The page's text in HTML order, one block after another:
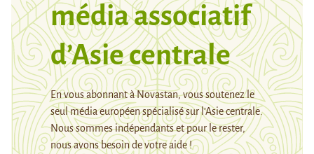
média associatif
d’Asie centrale
En vous abonnant à Novastan, vous soutenez le
seul média européen spécialisé sur l’Asie centrale.
Nous sommes indépendants et pour le rester,
nous avons besoin de votre aide !